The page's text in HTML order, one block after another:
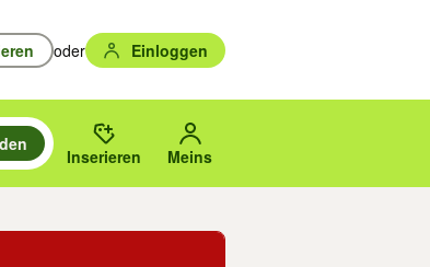
oder Einloggen
und mit Eingabetaste auswählen.
oder Vorschläge mit den Pfeiltasten nach oben/
Orts oder PLZ.
Inserieren Meins